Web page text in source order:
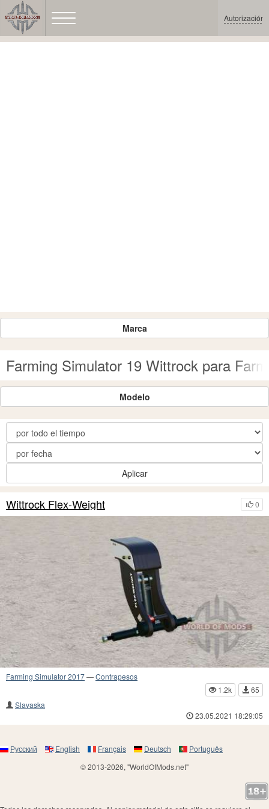
Autorización
Marca
Farming Simulator 19 Wittrock para
Modelo
Aplicar
0
Wittrock Flex-Weight
Farming Simulator 2017—Contrapesos
1.2k
65
Slavaska
23.05.2021 18:29:05
Русский English Français Deutsch
Português
© 2013-2026, "WorldOfMods.net"